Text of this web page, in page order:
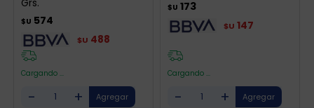
Grs.
$U 574
$U 488
Cargando ...
- +
$U 173
$U 147
Cargando ...
- +